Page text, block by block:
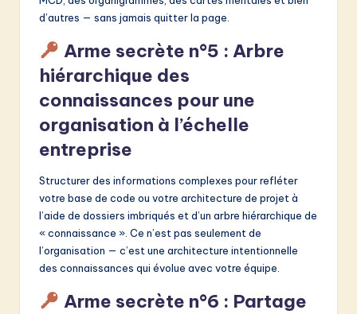
d’autres — sans jamais quitter la page.
Arme secrète n°5 : Arbre
hiérarchique des
connaissances pour une
organisation à l’échelle
entreprise
Structurer des informations complexes pour refléter
votre base de code ou votre architecture de projet à
l’aide de dossiers imbriqués et d’un arbre hiérarchique de
« connaissance ». Ce n’est pas seulement de
l’organisation — c’est une architecture intentionnelle
des connaissances qui évolue avec votre équipe.
Arme secrète n°6 : Partage